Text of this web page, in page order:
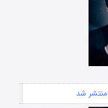
منتشر شد